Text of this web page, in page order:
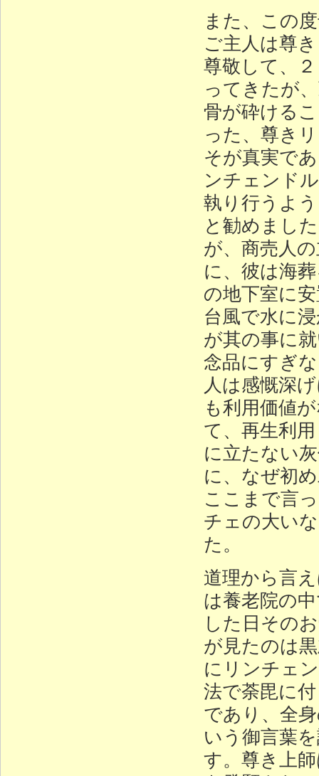
また、この
ご主人は尊
尊敬して、
ってきたが
骨が砕ける
った、尊き
そが真実で
ンチェンド
執り行うよ
と勧めまし
が、商売人
に、彼は海
の地下室に
台風で水に
が其の事に
念品にすぎ
人は感慨深
も利用価値
て、再生利
に立たない
に、なぜ初
ここまで言
チェの大い
た。
道理から言
は養老院の
した日その
が見たのは
にリンチェ
法で荼毘に
であり、全
いう御言葉
す。尊き上